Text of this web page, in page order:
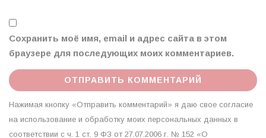
Сохранить моё имя, email и адрес сайта в этом
браузере для последующих моих комментариев.
Нажимая кнопку «Отправить комментарий» я даю свое согласие
на использование и обработку моих персональных данных в
соответствии с ч. 1 ст. 9 ФЗ от 27.07.2006 г. № 152 «О